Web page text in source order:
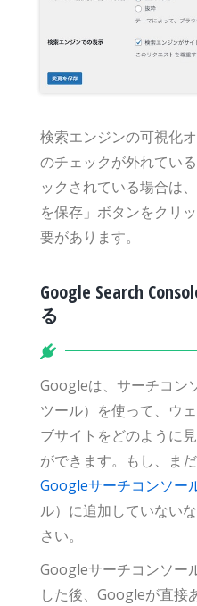
検索エンジンの可視化
のチェックが外れてい
ックされている場合は
を保存」ボタンをクリ
要があります。
Google Search
る
Googleは、サーチコン
ツール）を使って、ウ
ブサイトをどのように
ができます。もし、まだ
Googleサーチコンソー
ル）に追加していない
さい。
Googleサーチコンソー
した後、Googleが直接